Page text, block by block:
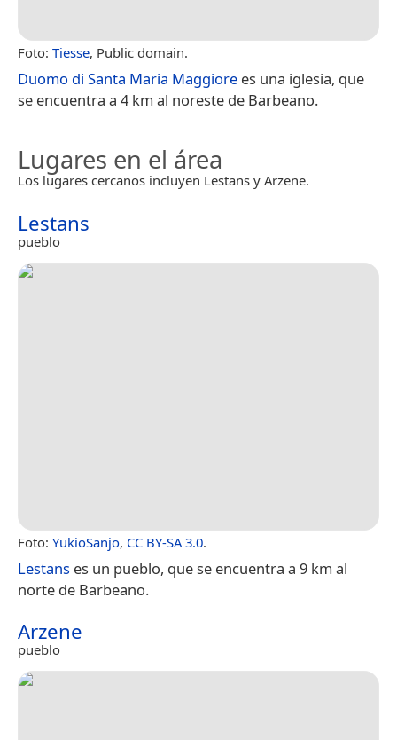
Foto: Tiesse, Public domain.
Duomo di Santa Maria Maggiore es una iglesia, que
se encuentra a 4 km al noreste de Barbeano.
Lugares en el área
Los lugares cercanos incluyen Lestans y Arzene.
Lestans
pueblo
Foto: YukioSanjo, CC BY-SA 3.0.
Lestans es un pueblo, que se encuentra a 9 km al
norte de Barbeano.
Arzene
pueblo